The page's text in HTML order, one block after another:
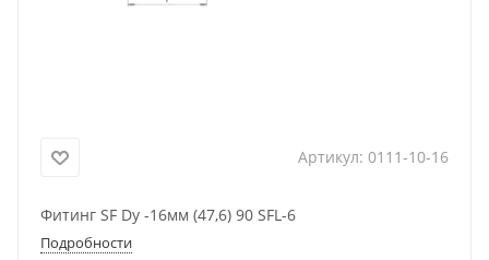
Артикул: 0111-10-16
Фитинг SF Dу -16мм (47,6) 90 SFL-6
Подробности